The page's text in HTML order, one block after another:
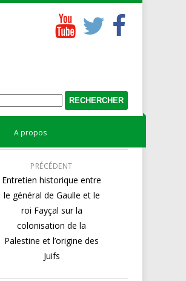
A propos
PRÉCÉDENT
Entretien historique entre
le général de Gaulle et le
roi Fayçal sur la
colonisation de la
Palestine et l’origine des
Juifs